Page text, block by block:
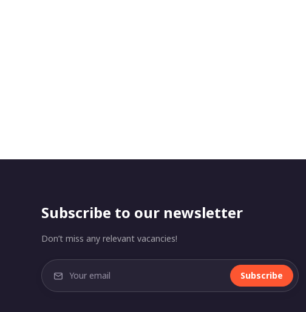
Subscribe to our newsletter
Don’t miss any relevant vacancies!
Subscribe